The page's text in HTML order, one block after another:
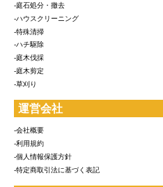
-庭石処分・撤去
-ハウスクリーニング
-特殊清掃
-ハチ駆除
-庭木伐採
-庭木剪定
-草刈り
運営会社
-会社概要
-利用規約
-個人情報保護方針
-特定商取引法に基づく表記